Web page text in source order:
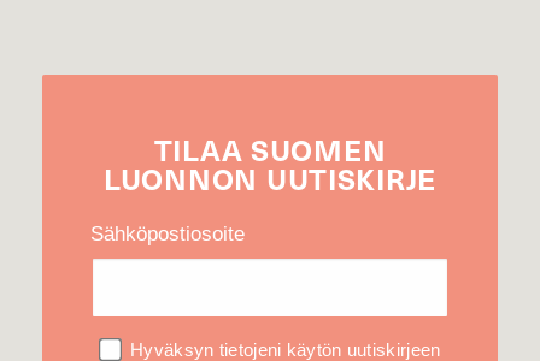
TILAA SUOMEN
LUONNON UUTIS­KIRJE
Sähköpostiosoite
Hyväksyn tietojeni käytön uutiskirjeen